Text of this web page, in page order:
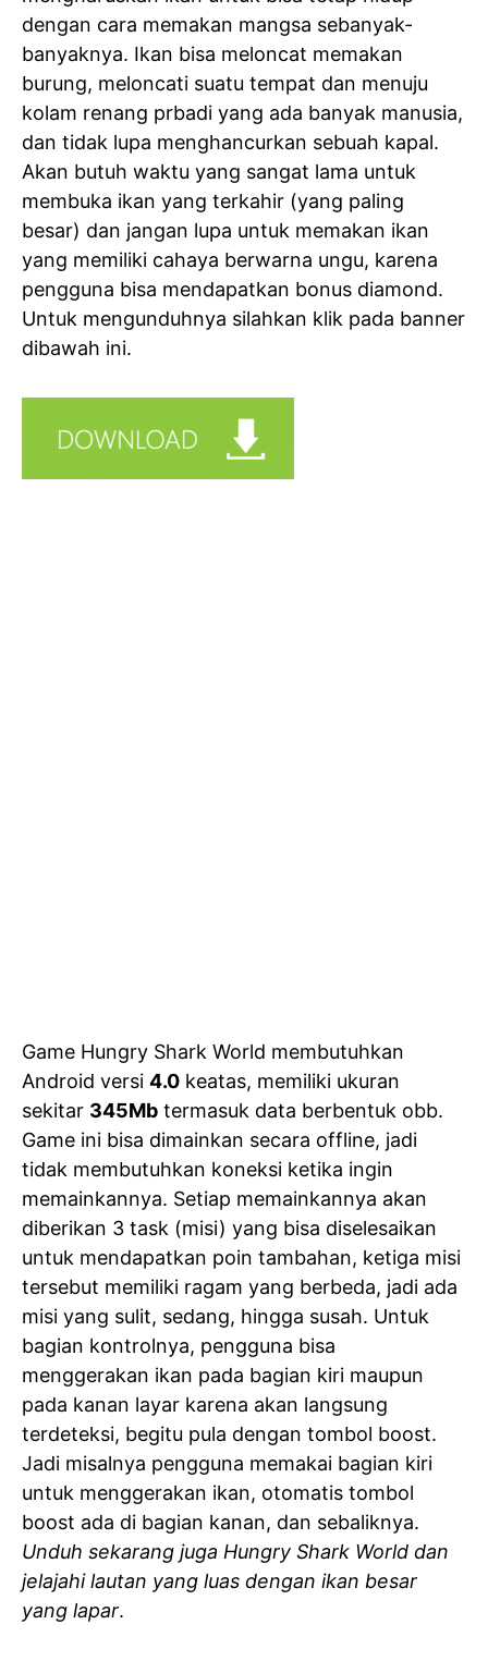
dengan cara memakan mangsa sebanyak-
banyaknya. Ikan bisa meloncat memakan
burung, meloncati suatu tempat dan menuju
kolam renang prbadi yang ada banyak manusia,
dan tidak lupa menghancurkan sebuah kapal.
Akan butuh waktu yang sangat lama untuk
membuka ikan yang terkahir (yang paling
besar) dan jangan lupa untuk memakan ikan
yang memiliki cahaya berwarna ungu, karena
pengguna bisa mendapatkan bonus diamond.
Untuk mengunduhnya silahkan klik pada banner
dibawah ini.
Game Hungry Shark World membutuhkan
Android versi 4.0 keatas, memiliki ukuran
sekitar 345Mb termasuk data berbentuk obb.
Game ini bisa dimainkan secara offline, jadi
tidak membutuhkan koneksi ketika ingin
memainkannya. Setiap memainkannya akan
diberikan 3 task (misi) yang bisa diselesaikan
untuk mendapatkan poin tambahan, ketiga misi
tersebut memiliki ragam yang berbeda, jadi ada
misi yang sulit, sedang, hingga susah. Untuk
bagian kontrolnya, pengguna bisa
menggerakan ikan pada bagian kiri maupun
pada kanan layar karena akan langsung
terdeteksi, begitu pula dengan tombol boost.
Jadi misalnya pengguna memakai bagian kiri
untuk menggerakan ikan, otomatis tombol
boost ada di bagian kanan, dan sebaliknya.
Unduh sekarang juga Hungry Shark World dan
jelajahi lautan yang luas dengan ikan besar
yang lapar.